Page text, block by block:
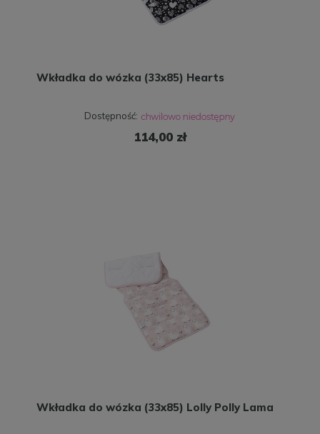
Wkładka do wózka (33x85) Hearts
Dostępność:
114,00 zł
Wkładka do wózka (33x85) Lolly Polly Lama